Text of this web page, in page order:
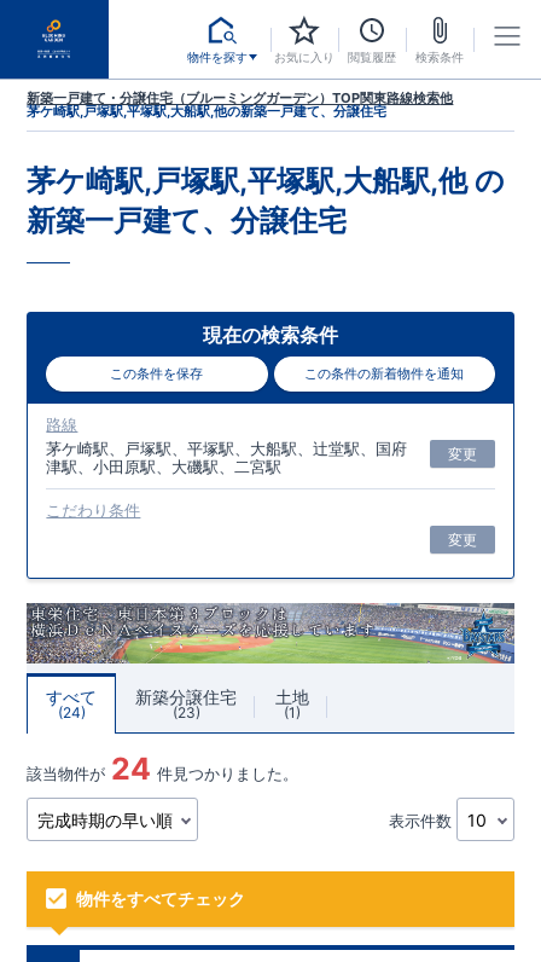
物件を探す お気に入り 閲覧履歴 検索条件
新築一戸建て・分譲住宅（ブルーミングガーデン）TOP関東路線検索他
茅ケ崎駅,戸塚駅,平塚駅,大船駅,他の新築一戸建て、分譲住宅
茅ケ崎駅,戸塚駅,平塚駅,大船駅,他 の
新築一戸建て、分譲住宅
現在の検索条件
この条件を保存 この条件の新着物件を通知
路線
茅ケ崎駅、戸塚駅、平塚駅、大船駅、辻堂駅、国府
津駅、小田原駅、大磯駅、二宮駅
変更
こだわり条件
変更
すべて
24
新築分譲住宅
23
土地
1
該当物件が 24 件見つかりました。
表示件数
物件をすべてチェック